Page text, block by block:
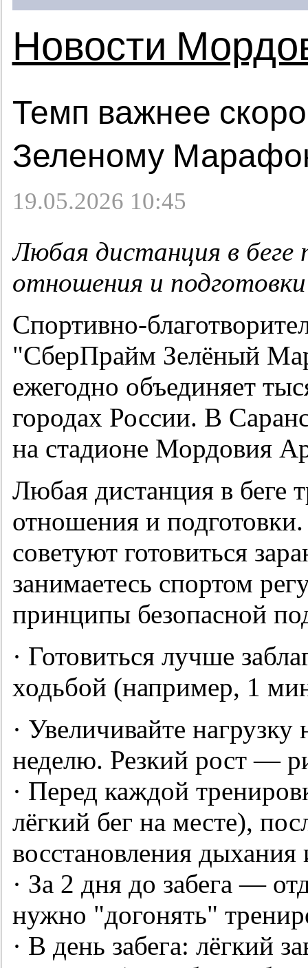
Новости
Темп важнее
Зеленому
19.05.2026 10:45
Любая дистанция в беге
отношения и подготовки
Спортивно-
"СберПрайм Зелёный
ежегодно объединяет
городах России. В
на стадионе Мордовия
Любая дистанция в беге
отношения и
советуют готовиться
занимаетесь спортом
принципы безопасной
· Готовиться лучше
ходьбой (например, 1
· Увеличивайте
неделю. Резкий рост —
· Перед каждой
лёгкий бег на месте),
восстановления дыхания
· За 2 дня до забега —
нужно "догонять"
· В день забега: лёгкий